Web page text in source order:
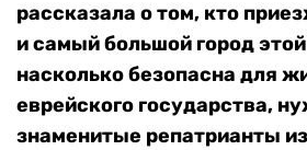
рассказала о том, кто
и самый большой город
насколько безопасна для
еврейского государства,
знаменитые репатрианты